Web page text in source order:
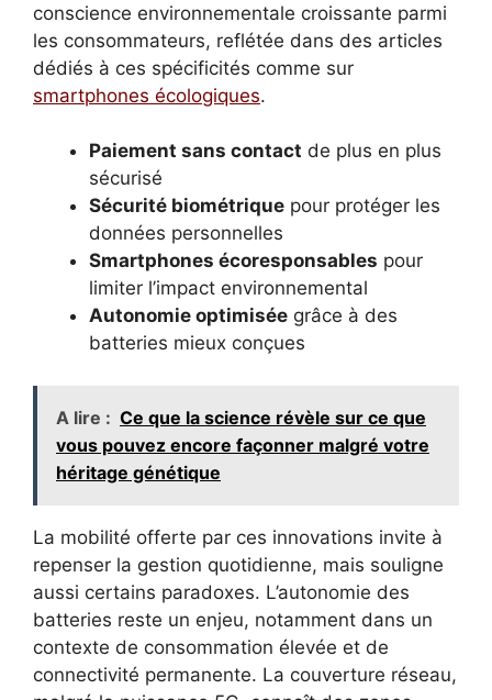
conscience environnementale croissante parmi
les consommateurs, reflétée dans des articles
dédiés à ces spécificités comme sur
smartphones écologiques.
Paiement sans contact de plus en plus
sécurisé
Sécurité biométrique pour protéger les
données personnelles
Smartphones écoresponsables pour
limiter l’impact environnemental
Autonomie optimisée grâce à des
batteries mieux conçues
A lire : Ce que la science révèle sur ce que
vous pouvez encore façonner malgré votre
héritage génétique
La mobilité offerte par ces innovations invite à
repenser la gestion quotidienne, mais souligne
aussi certains paradoxes. L’autonomie des
batteries reste un enjeu, notamment dans un
contexte de consommation élevée et de
connectivité permanente. La couverture réseau,